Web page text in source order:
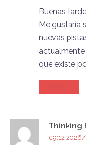
Buenas
Me gustaría
nuevas
que existe
Thinking
09:12